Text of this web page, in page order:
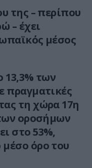
της – περίπου
– έχει
μέσος
13,3% των
πραγματικές
τη χώρα 17η
οροσήμων
στο 53%,
όρο του